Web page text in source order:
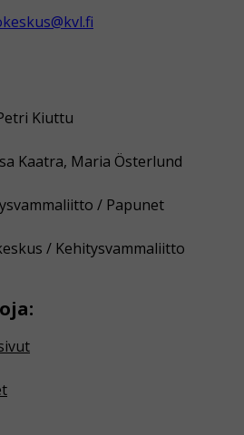
Kiuttu
Kaatra, Maria Österlund
/ Papunet
/ Kehitysvammaliitto